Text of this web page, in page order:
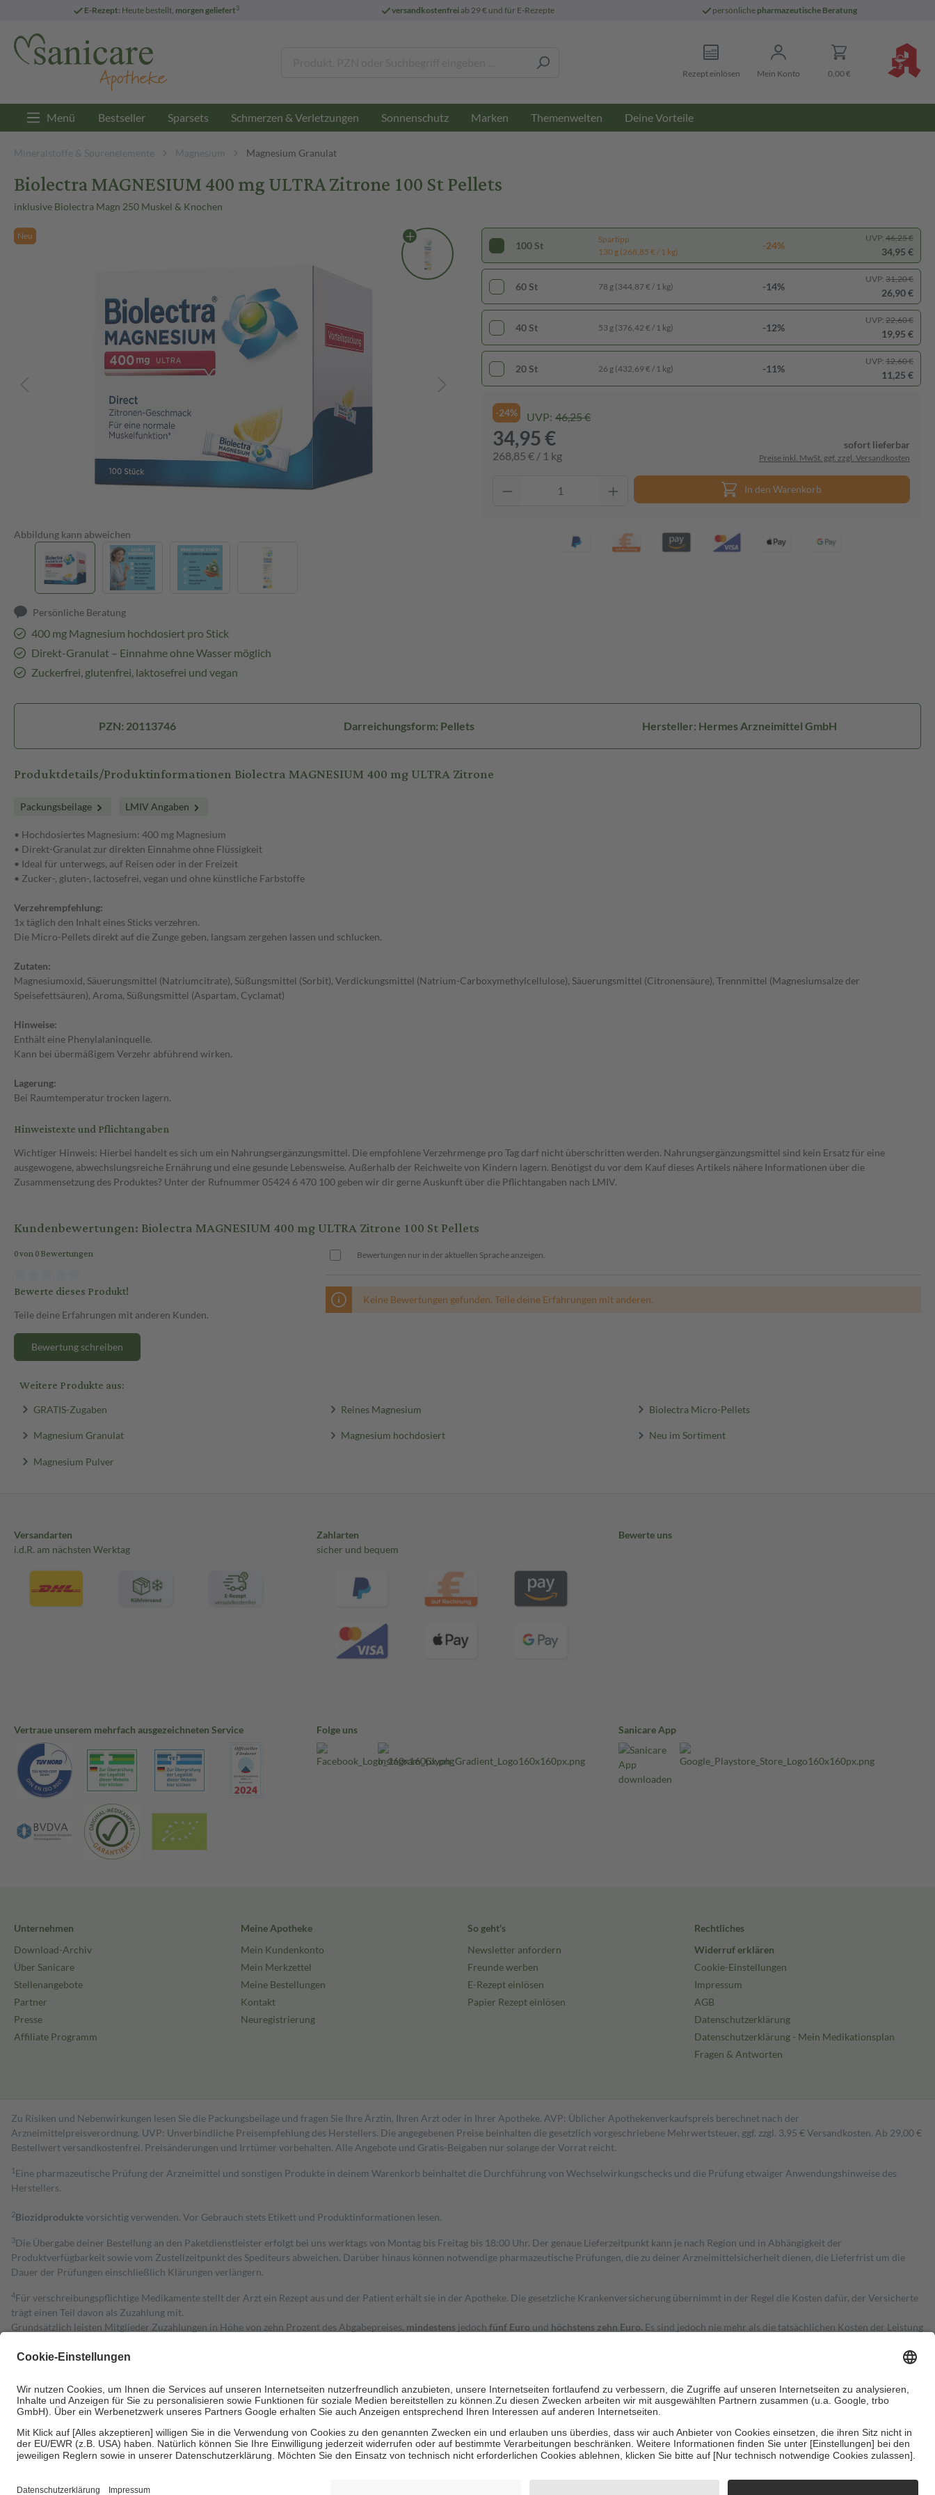
E-Rezept: Heute bestellt, morgen geliefert3 versandkostenfreiab 29 € und für E-Rezepte persönliche pharmazeutische Beratung
Rezept einlösen Mein Konto 0,00 €
Menü Bestseller Sparsets Schmerzen & Verletzungen Sonnenschutz Marken Themenwelten Deine Vorteile
Mineralstoffe & Spurenelemente Magnesium Magnesium Granulat
Biolectra MAGNESIUM 400 mg ULTRA Zitrone 100 St Pellets
inklusive Biolectra Magn 250 Muskel & Knochen
Neu
Abbildung kann abweichen
Persönliche Beratung
400 mg Magnesium hochdosiert pro Stick
Direkt-Granulat – Einnahme ohne Wasser möglich
Zuckerfrei, glutenfrei, laktosefrei und vegan
100 St
Spartipp
130 g (268,85 € / 1 kg)
-24%
UVP: 46,25 €
34,95 €
60 St 78 g (344,87 € / 1 kg) -14%
UVP: 31,20 €
26,90 €
40 St 53 g (376,42 € / 1 kg) -12%
UVP: 22,60 €
19,95 €
20 St 26 g (432,69 € / 1 kg) -11%
UVP: 12,60 €
11,25 €
-24% UVP: 46,25 €
34,95 €
268,85 € / 1 kg
sofort lieferbar
Preise inkl. MwSt. ggf. zzgl. Versandkosten
In den Warenkorb
PZN: 20113746 Darreichungsform: Pellets Hersteller: Hermes Arzneimittel GmbH
Produktdetails/Produktinformationen Biolectra MAGNESIUM 400 mg ULTRA Zitrone
Packungsbeilage LMIV Angaben
• Hochdosiertes Magnesium: 400 mg Magnesium
• Direkt-Granulat zur direkten Einnahme ohne Flüssigkeit
• Ideal für unterwegs, auf Reisen oder in der Freizeit
• Zucker-, gluten-, lactosefrei, vegan und ohne künstliche Farbstoffe
Verzehrempfehlung:
1x täglich den Inhalt eines Sticks verzehren.
Die Micro-Pellets direkt auf die Zunge geben, langsam zergehen lassen und schlucken.
Zutaten:
Magnesiumoxid, Säuerungsmittel (Natriumcitrate), Süßungsmittel (Sorbit), Verdickungsmittel (Natrium-Carboxymethylcellulose), Säuerungsmittel (Citronensäure), Trennmittel (Magnesiumsalze der
Speisefettsäuren), Aroma, Süßungsmittel (Aspartam, Cyclamat)
Hinweise:
Enthält eine Phenylalaninquelle.
Kann bei übermäßigem Verzehr abführend wirken.
Lagerung:
Bei Raumtemperatur trocken lagern.
Hinweistexte und Pflichtangaben
Wichtiger Hinweis: Hierbei handelt es sich um ein Nahrungsergänzungsmittel. Die empfohlene Verzehrmenge pro Tag darf nicht überschritten werden. Nahrungsergänzungsmittel sind kein Ersatz für eine
ausgewogene, abwechslungsreiche Ernährung und eine gesunde Lebensweise. Außerhalb der Reichweite von Kindern lagern. Benötigst du vor dem Kauf dieses Artikels nähere Informationen über die
Zusammensetzung des Produktes? Unter der Rufnummer 05424 6 470 100 geben wir dir gerne Auskunft über die Pflichtangaben nach LMIV.
Kundenbewertungen: Biolectra MAGNESIUM 400 mg ULTRA Zitrone 100 St Pellets
0 von 0 Bewertungen
Bewerte dieses Produkt!
Teile deine Erfahrungen mit anderen Kunden.
Bewertung schreiben
Bewertungen nur in der aktuellen Sprache anzeigen.
Keine Bewertungen gefunden. Teile deine Erfahrungen mit anderen.
Weitere Produkte aus:
GRATIS-Zugaben Reines Magnesium Biolectra Micro-Pellets
Magnesium Granulat Magnesium hochdosiert Neu im Sortiment
Magnesium Pulver
Versandarten
i.d.R. am nächsten Werktag
Zahlarten
sicher und bequem
Bewerte uns
Vertraue unserem mehrfach ausgezeichneten Service Folge uns Sanicare App
Unternehmen
Download-Archiv
Über Sanicare
Stellenangebote
Partner
Presse
Affiliate Programm
Meine Apotheke
Mein Kundenkonto
Mein Merkzettel
Meine Bestellungen
Kontakt
Neuregistrierung
So geht's
Newsletter anfordern
Freunde werben
E-Rezept einlösen
Papier Rezept einlösen
Rechtliches
Widerruf erklären
Cookie-Einstellungen
Impressum
AGB
Datenschutzerklärung
Datenschutzerklärung - Mein Medikationsplan
Fragen & Antworten
Zu Risiken und Nebenwirkungen lesen Sie die Packungsbeilage und fragen Sie Ihre Ärztin, Ihren Arzt oder in Ihrer Apotheke. AVP: Üblicher Apothekenverkaufspreis berechnet nach der
Arzneimittelpreisverordnung. UVP: Unverbindliche Preisempfehlung des Herstellers. Die angegebenen Preise beinhalten die gesetzlich vorgeschriebene Mehrwertsteuer, ggf. zzgl. 3,95 € Versandkosten. Ab 29,00 €
Bestell­wert versand­kosten­frei. Preisänderungen und Irrtümer vorbehalten. Alle Angebote und Gratis-Beigaben nur solange der Vorrat reicht.
1 Eine pharmazeutische Prüfung der Arzneimittel und sonstigen Produkte in deinem Warenkorb beinhaltet die Durchführung von Wechselwirkungschecks und die Prüfung etwaiger Anwendungshinweise des
Herstellers.
2Biozidproduktevorsichtig verwenden. Vor Gebrauch stets Etikett und Produktinformationen lesen.
3Die Übergabe deiner Bestellung an den Paketdienstleister erfolgt bei uns werktags von Montag bis Freitag bis 18:00 Uhr. Der genaue Lieferzeitpunkt kann je nach Region und in Abhängigkeit der
Produktverfügbarkeit sowie vom Zustellzeitpunkt des Spediteurs abweichen. Darüber hinaus können notwendige pharmazeutische Prüfungen, die zu deiner Arzneimittelsicherheit dienen, die Lieferfrist um die
Dauer der Prüfungen einschließlich Klärungen verlängern.
4Für verschreibungspflichtige Medikamente stellt der Arzt ein Rezept aus und der Patient erhält sie in der Apotheke. Die gesetzliche Krankenversicherung übernimmt in der Regel die Kosten dafür, der Versicherte
trägt einen Teil davon als Zuzahlung mit.
Grundsätzlich leisten Mitglieder Zuzahlungen in Höhe von zehn Prozent des Abgabepreises, mindestens jedoch fünf Euro und höchstens zehn Euro. Es sind jedoch nie mehr als die tatsächlichen Kosten der Leistung
Diese Regeln gelten grundsätzlich auch für Online-Apotheken.
Um das Engagement der Versicherten für ihre eigene Gesundheit zu stärken und die besondere Stellung der Familie zu unterstützen, fallenkeine Zuzahlungen an bei:
• Kindern und Jugendlichen bis zum vollendeten 18. Lebensjahr mit Ausnahme der Fahrkosten
• Untersuchungen zur Vorsorge und Früherkennung, die von der GKV getragen werden
• empfohlenen Schutzimpfungen
• Harn- und Blutteststreifen
Informationen findest du hier: https://help.etrusted.com/hc/de/articles/4419944605341